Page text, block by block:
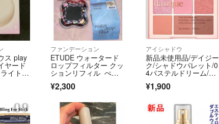
ス play
ヤード
イトベ
ファンデーション
ETUDE ウォータード
ロップフィルター クッ
ションリフィル ぺち
ゃんこくま
¥2,300
アイシャドウ
新品未使用品/デイジー
ク/シャドウパレット/0
4パステルドリーム/韓
国コスメ
¥1,900